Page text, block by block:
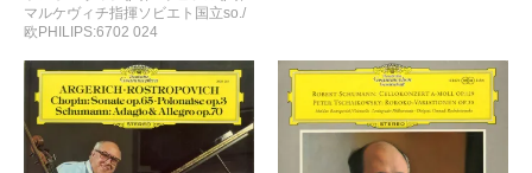
マルケヴィチ指揮ソビエト国立so./
欧PHILIPS:6702 024